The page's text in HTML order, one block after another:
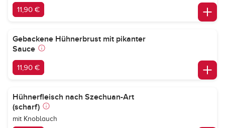
11,90 €
Gebackene Hühnerbrust mit pikanter
Sauce
11,90 €
Hühnerfleisch nach Szechuan-Art
(scharf)
mit Knoblauch